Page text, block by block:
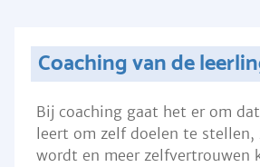
Coaching van de
Bij coaching gaat het er om
leert om zelf doelen te
wordt en meer zelfvertrouwen